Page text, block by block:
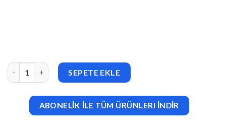
WP SEO Propeller (v1.3.1) Advanced SEO Analysis Tool adet
SEPETE EKLE
ABONELİK İLE TÜM ÜRÜNLERI İNDİR